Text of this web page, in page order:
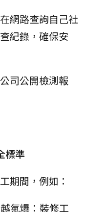
網路查詢自己社
紀錄，確保安
司公開檢測報
標準
期間，例如：
氣爆：裝修工